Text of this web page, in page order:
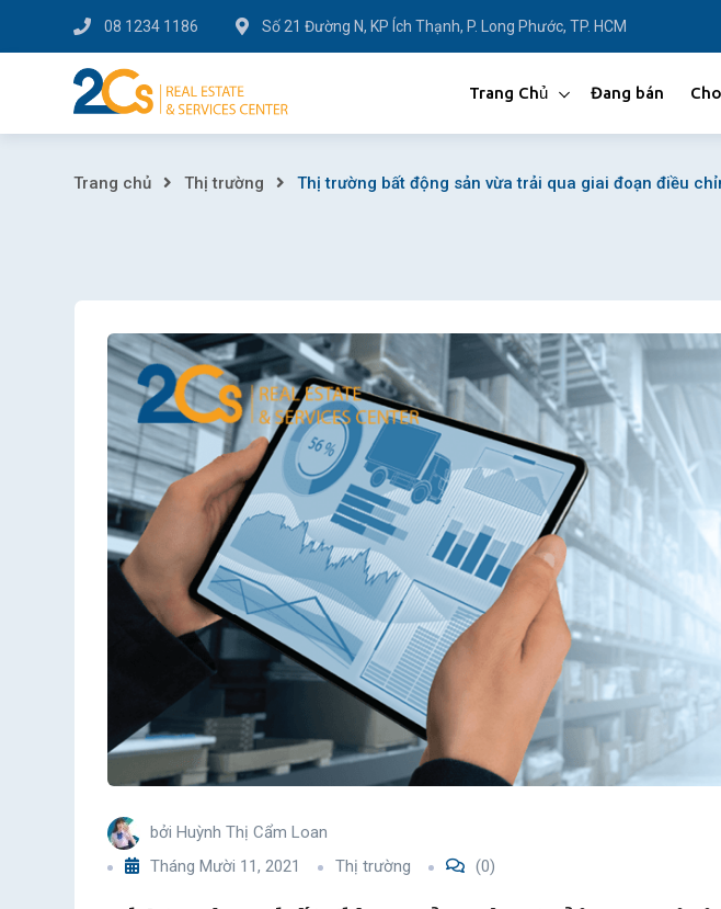
to
08 1234 1186 Số 21 Đường N, KP Ích Thạnh, P. Long Phước, TP. HCM
Trang Chủ Đang bán
Thị
bất
động
sản
vừa
trải
qua
giai
chỉnh
Trang chủ Thị trường Thị trường bất động sản vừa trải qua giai đoạn điều
bởi Huỳnh Thị Cẩm Loan
Tháng Mười 11, 2021
Thị trường (0)